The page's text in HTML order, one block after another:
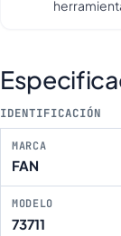
IDENTIFICACIÓN
MARCA
FAN
MODELO
73711